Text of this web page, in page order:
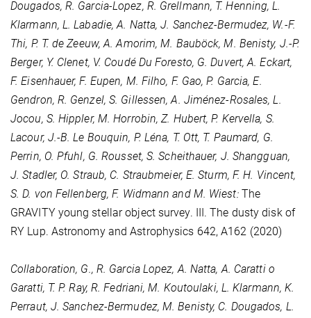
Dougados, R. Garcia-Lopez, R. Grellmann, T. Henning, L.
Klarmann, L. Labadie, A. Natta, J. Sanchez-Bermudez, W.-F.
Thi, P. T. de Zeeuw, A. Amorim, M. Bauböck, M. Benisty, J.-P.
Berger, Y. Clenet, V. Coudé Du Foresto, G. Duvert, A. Eckart,
F. Eisenhauer, F. Eupen, M. Filho, F. Gao, P. Garcia, E.
Gendron, R. Genzel, S. Gillessen, A. Jiménez-Rosales, L.
Jocou, S. Hippler, M. Horrobin, Z. Hubert, P. Kervella, S.
Lacour, J.-B. Le Bouquin, P. Léna, T. Ott, T. Paumard, G.
Perrin, O. Pfuhl, G. Rousset, S. Scheithauer, J. Shangguan,
J. Stadler, O. Straub, C. Straubmeier, E. Sturm, F. H. Vincent,
S. D. von Fellenberg, F. Widmann and M. Wiest:The
GRAVITY young stellar object survey. III. The dusty disk of
RY Lup. Astronomy and Astrophysics 642, A162 (2020)
Collaboration, G., R. Garcia Lopez, A. Natta, A. Caratti o
Garatti, T. P. Ray, R. Fedriani, M. Koutoulaki, L. Klarmann, K.
Perraut, J. Sanchez-Bermudez, M. Benisty, C. Dougados, L.